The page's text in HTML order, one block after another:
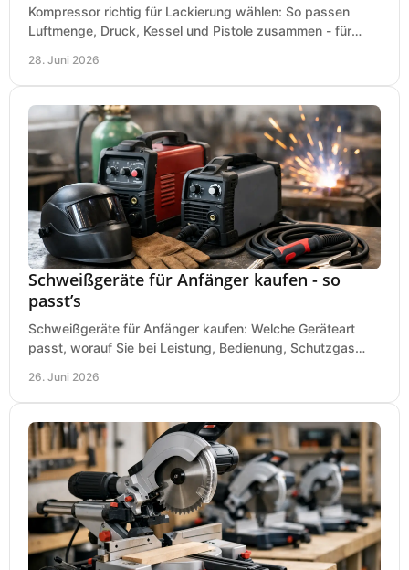
Kompressor richtig für Lackierung wählen: So passen
Luftmenge, Druck, Kessel und Pistole zusammen - für
28. Juni 2026
Schweißgeräte für Anfänger kaufen - so
passt’s
Schweißgeräte für Anfänger kaufen: Welche Geräteart
passt, worauf Sie bei Leistung, Bedienung, Schutzgas
26. Juni 2026